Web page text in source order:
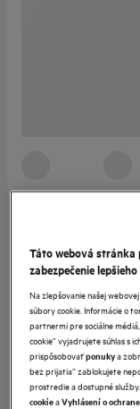
Táto webová stránka
zabezpečenie
Na zlepšovanie našej
súbory cookie. Informácie o
partnermi pre sociálne
cookie“ vyjadrujete súhlas s
prispôsobovaťponukya
bez prijatia“ zablokujete
prostredie a dostupné
cookieaVyhlásení o